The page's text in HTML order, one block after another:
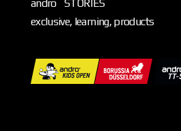
andro STORIES
exclusive, learning, products